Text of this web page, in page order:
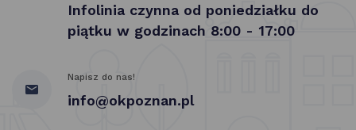
Infolinia czynna od poniedziałku do
piątku w godzinach 8:00 - 17:00
Napisz do nas!
info@okpoznan.pl